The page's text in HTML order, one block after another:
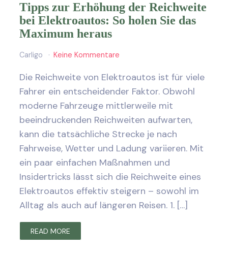
Tipps zur Erhöhung der Reichweite
bei Elektroautos: So holen Sie das
Maximum heraus
Carligo Keine Kommentare
Die Reichweite von Elektroautos ist für viele
Fahrer ein entscheidender Faktor. Obwohl
moderne Fahrzeuge mittlerweile mit
beeindruckenden Reichweiten aufwarten,
kann die tatsächliche Strecke je nach
Fahrweise, Wetter und Ladung variieren. Mit
ein paar einfachen Maßnahmen und
Insidertricks lässt sich die Reichweite eines
Elektroautos effektiv steigern – sowohl im
Alltag als auch auf längeren Reisen. 1. […]
READ MORE